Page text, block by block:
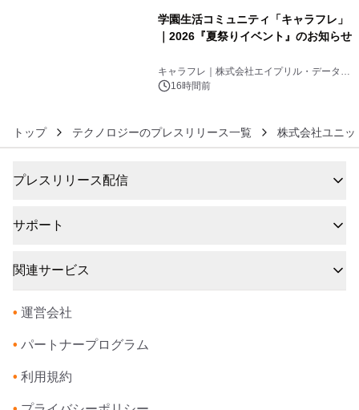
学園生活コミュニティ「キャラフレ」
｜2026『夏祭りイベント』のお知らせ
キャラフレ｜株式会社エイプリル・データ・
デザインズ
16時間前
トップ テクノロジーのプレスリリース一覧 株式会社ユニッ
プレスリリース配信
サポート
関連サービス
• 運営会社
• パートナープログラム
• 利用規約